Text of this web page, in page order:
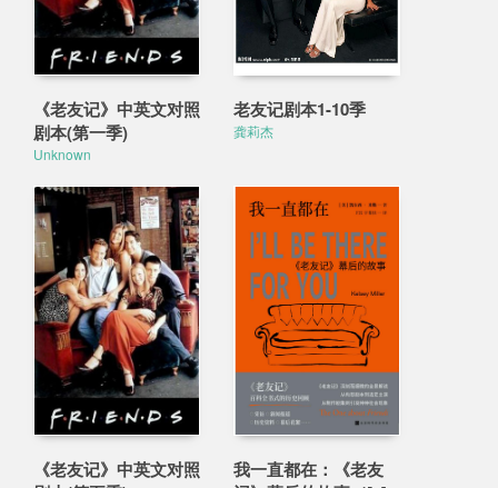
《老友记》中英文对照
剧本(第一季)
Unknown
老友记剧本1-10季
龚莉杰
《老友记》中英文对照
我一直都在：《老友